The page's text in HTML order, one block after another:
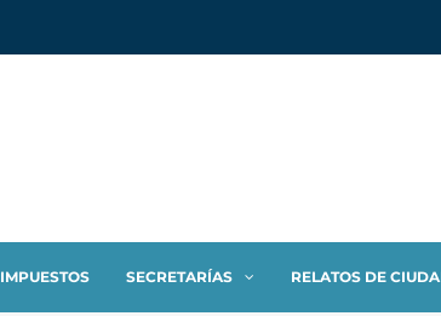
IMPUESTOS SECRETARÍAS RELATOS DE